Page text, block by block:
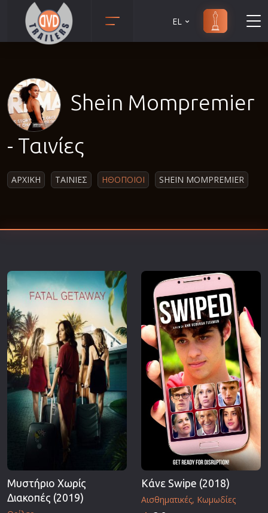
Αισθησιακές
Γουέστερν
Επιστημονικής Φαντασίας
Εποχής
Ερωτικές
Ευρωπαικός Κινηματογράφος
Θρησκευτικές
Καταστροφής
EL
Shein Mompremier
- Ταινίες
ΑΡΧΙΚΗ ΤΑΙΝΙΕΣ ΗΘΟΠΟΙΟΙ SHEIN MOMPREMIER
Μυστήριο Χωρίς
Διακοπές (2019)
Κάνε Swipe (2018)
Αισθηματικές Κωμωδίες